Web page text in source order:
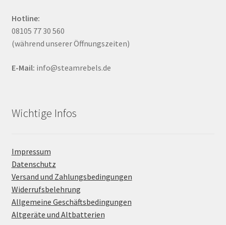
Hotline:
08105 77 30 560
(während unserer Öffnungszeiten)
E-Mail: info@steamrebels.de
Wichtige Infos
Impressum
Datenschutz
Versand und Zahlungsbedingungen
Widerrufsbelehrung
Allgemeine Geschäftsbedingungen
Altgeräte und Altbatterien